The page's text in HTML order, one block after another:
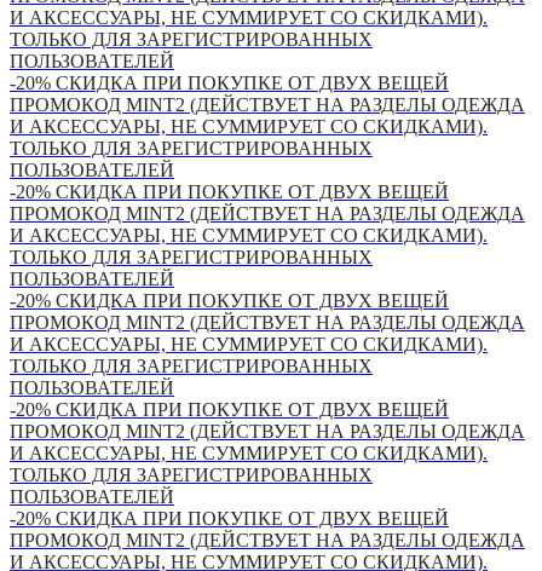
И АКСЕССУАРЫ, НЕ СУММИРУЕТ СО СКИДКАМИ).
ТОЛЬКО ДЛЯ ЗАРЕГИСТРИРОВАННЫХ
ПОЛЬЗОВАТЕЛЕЙ
-20% СКИДКА ПРИ ПОКУПКЕ ОТ ДВУХ ВЕЩЕЙ
ПРОМОКОД MINT2 (ДЕЙСТВУЕТ НА РАЗДЕЛЫ ОДЕЖДА
И АКСЕССУАРЫ, НЕ СУММИРУЕТ СО СКИДКАМИ).
ТОЛЬКО ДЛЯ ЗАРЕГИСТРИРОВАННЫХ
ПОЛЬЗОВАТЕЛЕЙ
-20% СКИДКА ПРИ ПОКУПКЕ ОТ ДВУХ ВЕЩЕЙ
ПРОМОКОД MINT2 (ДЕЙСТВУЕТ НА РАЗДЕЛЫ ОДЕЖДА
И АКСЕССУАРЫ, НЕ СУММИРУЕТ СО СКИДКАМИ).
ТОЛЬКО ДЛЯ ЗАРЕГИСТРИРОВАННЫХ
ПОЛЬЗОВАТЕЛЕЙ
-20% СКИДКА ПРИ ПОКУПКЕ ОТ ДВУХ ВЕЩЕЙ
ПРОМОКОД MINT2 (ДЕЙСТВУЕТ НА РАЗДЕЛЫ ОДЕЖДА
И АКСЕССУАРЫ, НЕ СУММИРУЕТ СО СКИДКАМИ).
ТОЛЬКО ДЛЯ ЗАРЕГИСТРИРОВАННЫХ
ПОЛЬЗОВАТЕЛЕЙ
-20% СКИДКА ПРИ ПОКУПКЕ ОТ ДВУХ ВЕЩЕЙ
ПРОМОКОД MINT2 (ДЕЙСТВУЕТ НА РАЗДЕЛЫ ОДЕЖДА
И АКСЕССУАРЫ, НЕ СУММИРУЕТ СО СКИДКАМИ).
ТОЛЬКО ДЛЯ ЗАРЕГИСТРИРОВАННЫХ
ПОЛЬЗОВАТЕЛЕЙ
-20% СКИДКА ПРИ ПОКУПКЕ ОТ ДВУХ ВЕЩЕЙ
ПРОМОКОД MINT2 (ДЕЙСТВУЕТ НА РАЗДЕЛЫ ОДЕЖДА
И АКСЕССУАРЫ, НЕ СУММИРУЕТ СО СКИДКАМИ).